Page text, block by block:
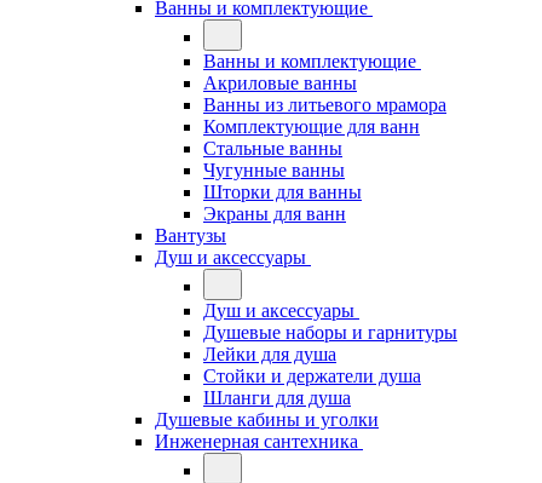
Ванны и комплектующие
Ванны и комплектующие
Акриловые ванны
Ванны из литьевого мрамора
Комплектующие для ванн
Стальные ванны
Чугунные ванны
Шторки для ванны
Экраны для ванн
Вантузы
Душ и аксессуары
Душ и аксессуары
Душевые наборы и гарнитуры
Лейки для душа
Стойки и держатели душа
Шланги для душа
Душевые кабины и уголки
Инженерная сантехника